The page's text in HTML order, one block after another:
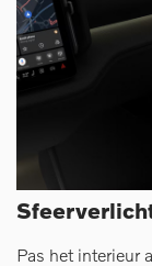
Pas het interieur